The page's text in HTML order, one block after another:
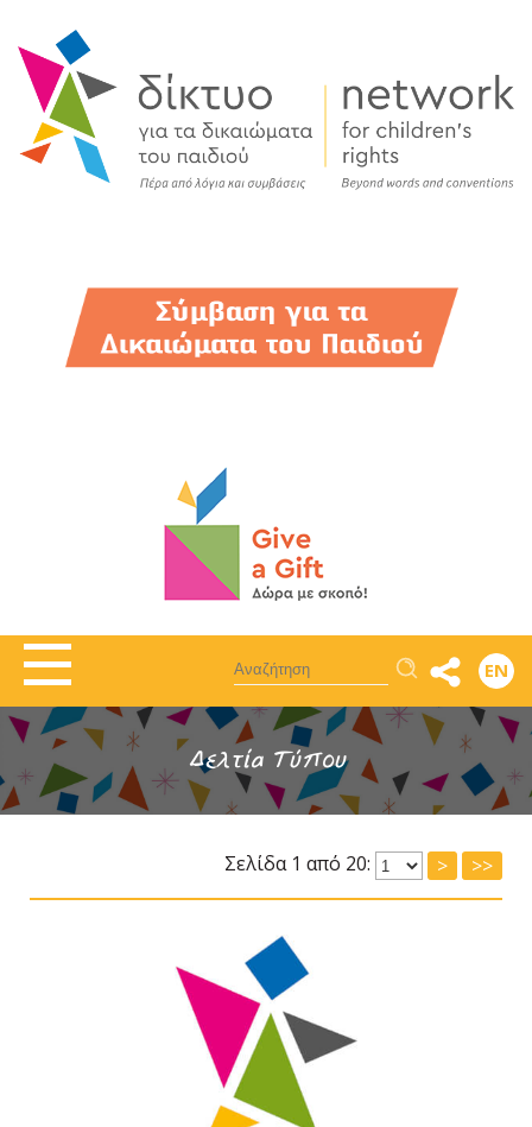
Αναζήτηση EN
Δελτία Τύπου
Σελίδα 1 από 20: > >>